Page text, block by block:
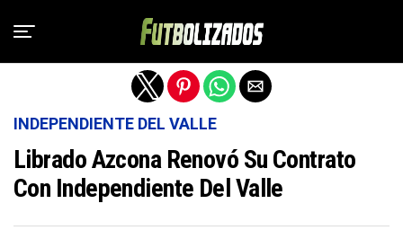
INDEPENDIENTE DEL VALLE
Librado Azcona Renovó Su Contrato
Con Independiente Del Valle
Salir de la versión móvil